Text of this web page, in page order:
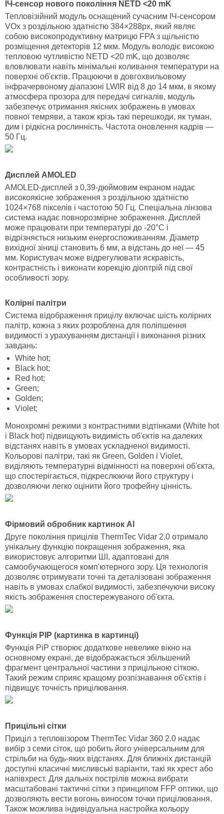
ІЧ-сенсор нового покоління NETD <20 mK
Тепловізійний модуль оснащений сучасним ІЧ-сенсором
VOx з роздільною здатністю 384×288px, який являє
собою високопродуктивну матрицю FPA з щільністю
розміщення детекторів 12 мкм. Модуль володіє високою
тепловою чутливістю NETD <20 mK, що дозволяє
вловлювати навіть мінімальні коливання температури на
поверхні об'єктів. Працюючи в довгохвильовому
інфрачервоному діапазоні LWIR від 8 до 14 мкм, в якому
атмосфера прозора для передачі сигналів, модуль
забезпечує отримання якісних зображень в умовах
повної темряви, а також крізь такі перешкоди, як туман,
дим і рідкісна рослинність. Частота оновлення кадрів —
50 Гц.
Дисплей AMOLED
AMOLED-дисплей з 0,39-дюймовим екраном надає
високоякісне зображення з роздільною здатністю
1024×768 пікселів і частотою 50 Гц. Спеціальна лінзова
система надає повнорозмірне зображення. Дисплей
може працювати при температурі до -20°С і
відрізняється низьким енергоспоживанням. Діаметр
вихідної зіниці становить 6 мм, а відстань до неї — 45
мм. Користувач може відрегулювати яскравість,
контрастність і виконати корекцію діоптрій під свої
особливості зору.
Колірні палітри
Система відображення прицілу включає шість колірних
палітр, кожна з яких розроблена для поліпшення
видимості з урахуванням дистанції і виконання різних
завдань:
White hot;
Black hot;
Red hot;
Green;
Golden;
Violet;
Монохромні режими з контрастними відтінками (White hot
і Black hot) підвищують видимість об'єктів на далеких
відстанях навіть в умовах ускладненої видимості.
Кольорові палітри, такі як Green, Golden і Violet,
виділяють температурні відмінності на поверхні об'єкта,
що спостерігається, підкреслюючи його структуру і
дозволяючи легко оцінити його трофейну цінність.
Фірмовий обробник картинок AI
Друге покоління прицілів ThermTec Vidar 2.0 отримало
унікальну функцію покращення зображення, яка
використовує алгоритми ШІ, адаптовані для
самообучающегося комп'ютерного зору. Ця технологія
дозволяє отримувати точні та деталізовані зображення
навіть в умовах слабкої видимості, забезпечуючи високу
якість зображення спостережуваного об'єкта.
Функція PIP (картинка в картинці)
Функція PiP створює додаткове невелике вікно на
основному екрані, де відображається збільшений
фрагмент центральної частини з прицільною сіткою.
Такий режим сприяє кращому розпізнавання об'єктів і
підвищує точність прицілювання.
Прицільні сітки
Приціл з тепловізором ThermTec Vidar 360 2.0 надає
вибір з семи сіток, що робить його універсальним для
стрільби на будь-яких відстанях. Для ближніх дистанцій
доступні класичні мисливські варіанти, такі як хрест або
напівхрест. Для дальніх пострілів можна вибрати
масштабовані тактичні сітки з принципом FFP оптики, що
дозволяють вести вогонь виносом точки прицілювання.
Також можлива індивідуальна настройка кольору